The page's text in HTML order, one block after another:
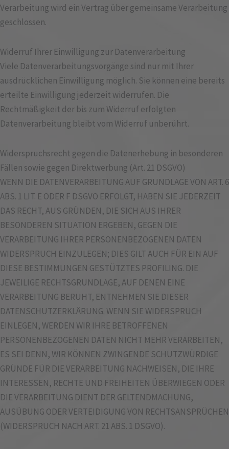
Verarbeitung wird ein Vertrag über gemeinsame Verarbeitung
geschlossen.
Widerruf Ihrer Einwilligung zur Datenverarbeitung
Viele Datenverarbeitungsvorgänge sind nur mit Ihrer
ausdrücklichen Einwilligung möglich. Sie können eine bereits
erteilte Einwilligung jederzeit widerrufen. Die
Rechtmäßigkeit der bis zum Widerruf erfolgten
Datenverarbeitung bleibt vom Widerruf unberührt.
Widerspruchsrecht gegen die Datenerhebung in besonderen
Fällen sowie gegen Direktwerbung (Art. 21 DSGVO)
WENN DIE DATENVERARBEITUNG AUF GRUNDLAGE VON ART. 6
ABS. 1 LIT. E ODER F DSGVO ERFOLGT, HABEN SIE JEDERZEIT
DAS RECHT, AUS GRÜNDEN, DIE SICH AUS IHRER
BESONDEREN SITUATION ERGEBEN, GEGEN DIE
VERARBEITUNG IHRER PERSONENBEZOGENEN DATEN
WIDERSPRUCH EINZULEGEN; DIES GILT AUCH FÜR EIN AUF
DIESE BESTIMMUNGEN GESTÜTZTES PROFILING. DIE
JEWEILIGE RECHTSGRUNDLAGE, AUF DENEN EINE
VERARBEITUNG BERUHT, ENTNEHMEN SIE DIESER
DATENSCHUTZERKLÄRUNG. WENN SIE WIDERSPRUCH
EINLEGEN, WERDEN WIR IHRE BETROFFENEN
PERSONENBEZOGENEN DATEN NICHT MEHR VERARBEITEN,
ES SEI DENN, WIR KÖNNEN ZWINGENDE SCHUTZWÜRDIGE
GRÜNDE FÜR DIE VERARBEITUNG NACHWEISEN, DIE IHRE
INTERESSEN, RECHTE UND FREIHEITEN ÜBERWIEGEN ODER
DIE VERARBEITUNG DIENT DER GELTENDMACHUNG,
AUSÜBUNG ODER VERTEIDIGUNG VON RECHTSANSPRÜCHEN
(WIDERSPRUCH NACH ART. 21 ABS. 1 DSGVO).